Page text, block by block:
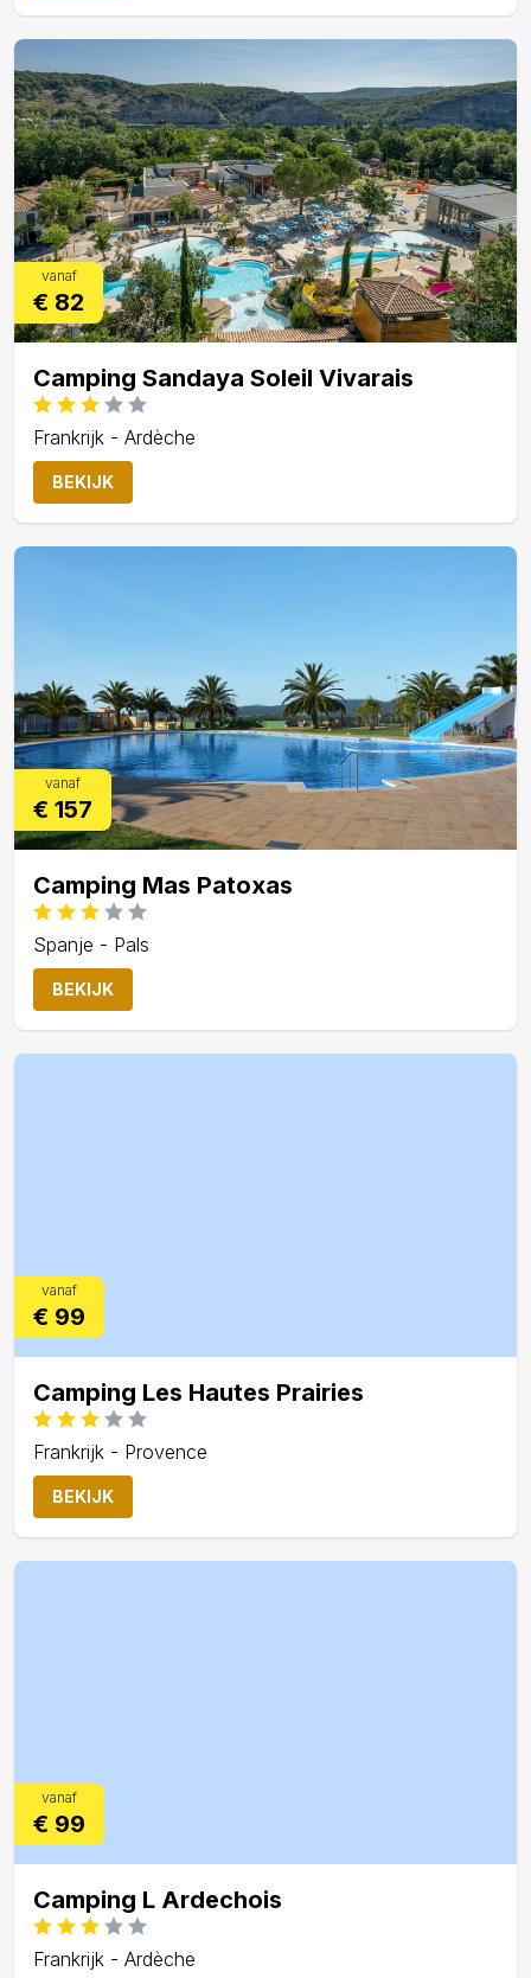
vanaf
€ 82
Camping Sandaya Soleil Vivarais
Frankrijk - Ardèche
BEKIJK
vanaf
€ 157
Camping Mas Patoxas
Spanje - Pals
BEKIJK
vanaf
€ 99
Camping Les Hautes Prairies
Frankrijk - Provence
BEKIJK
vanaf
€ 99
Camping L Ardechois
Frankrijk - Ardèche